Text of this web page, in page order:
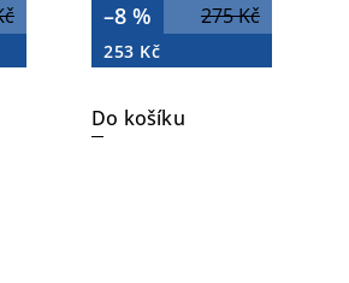
275 Kč
–8 %
253 Kč
Do košíku